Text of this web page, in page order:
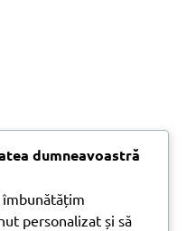
dumneavoastră
îmbunătățim
personalizat și să